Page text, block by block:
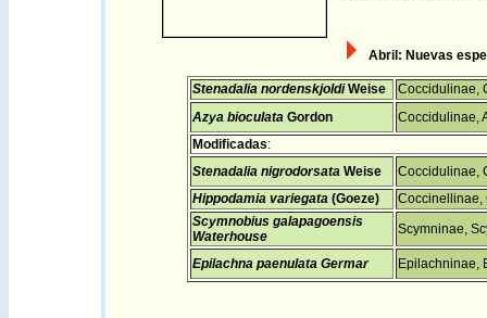
Abril : Nuevas
Stenadalia nordenskjoldiWeise
Coccidulinae,
Azya bioculata Gordon
Coccidulinae,
Modificadas:
Stenadalia nigrodorsata Weise
Coccidulinae,
Hippodamia variegata (Goeze)
Coccinellinae,
Scymnobius galapagoensis
Waterhouse
Scymninae,
Epilachna paenulata Germar Epilachninae,